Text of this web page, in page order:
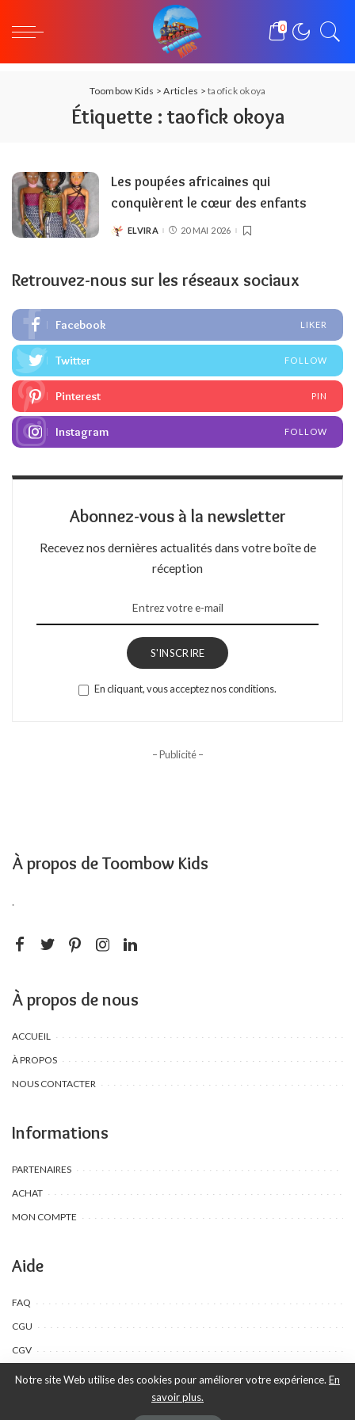
0
Toombow Kids >Articles >taofick okoya
Étiquette : taofick okoya
Les poupées africaines qui
conquièrent le cœur des enfants
POSTED
ELVIRA 20 MAI 2026
Retrouvez-nous sur les réseaux sociaux
Facebook LIKER
Twitter FOLLOW
Pinterest PIN
Instagram FOLLOW
Abonnez-vous à la newsletter
Recevez nos dernières actualités dans votre boîte de
réception
S'INSCRIRE
En cliquant, vous acceptez nos conditions.
– Publicité –
À propos de Toombow Kids
.
À propos de nous
ACCUEIL
À PROPOS
NOUS CONTACTER
Informations
PARTENAIRES
ACHAT
MON COMPTE
Aide
FAQ
CGU
CGV
©Toombow Kids, 2022 - 2024 - Tous droits réservés | Créé par Ewing
Notre site Web utilise des cookies pour améliorer votre expérience. En
savoir plus.